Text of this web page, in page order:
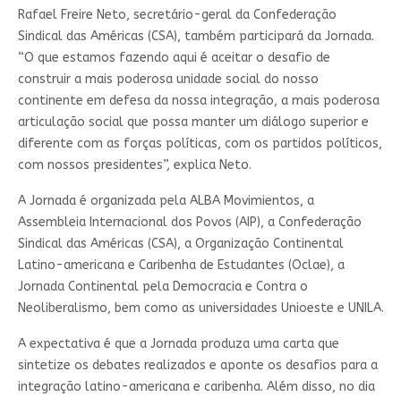
Rafael Freire Neto, secretário-geral da Confederação
Sindical das Américas (CSA), também participará da Jornada.
“O que estamos fazendo aqui é aceitar o desafio de
construir a mais poderosa unidade social do nosso
continente em defesa da nossa integração, a mais poderosa
articulação social que possa manter um diálogo superior e
diferente com as forças políticas, com os partidos políticos,
com nossos presidentes”, explica Neto.
A Jornada é organizada pela ALBA Movimientos, a
Assembleia Internacional dos Povos (AIP), a Confederação
Sindical das Américas (CSA), a Organização Continental
Latino-americana e Caribenha de Estudantes (Oclae), a
Jornada Continental pela Democracia e Contra o
Neoliberalismo, bem como as universidades Unioeste e UNILA.
A expectativa é que a Jornada produza uma carta que
sintetize os debates realizados e aponte os desafios para a
integração latino-americana e caribenha. Além disso, no dia